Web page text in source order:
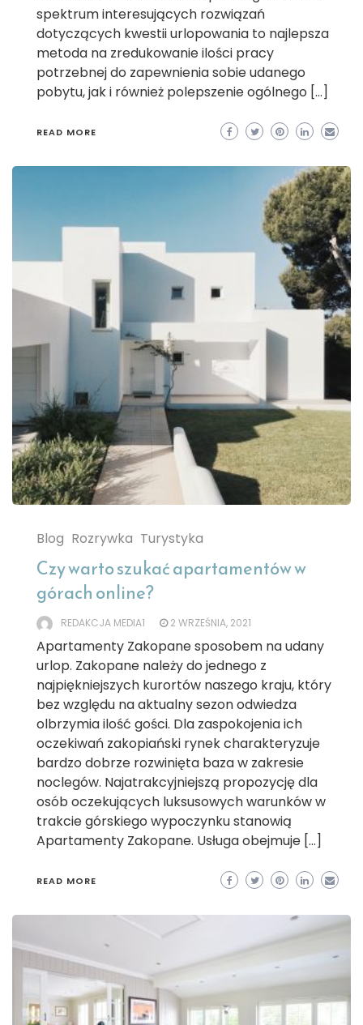
spektrum interesujących rozwiązań
dotyczących kwestii urlopowania to najlepsza
metoda na zredukowanie ilości pracy
potrzebnej do zapewnienia sobie udanego
pobytu, jak i również polepszenie ogólnego […]
READ MORE
Blog Rozrywka Turystyka
Czy warto szukać apartamentów w
górach online?
REDAKCJA MEDIA1 2 WRZEŚNIA, 2021
Apartamenty Zakopane sposobem na udany
urlop. Zakopane należy do jednego z
najpiękniejszych kurortów naszego kraju, który
bez względu na aktualny sezon odwiedza
olbrzymia ilość gości. Dla zaspokojenia ich
oczekiwań zakopiański rynek charakteryzuje
bardzo dobrze rozwinięta baza w zakresie
noclegów. Najatrakcyjniejszą propozycję dla
osób oczekujących luksusowych warunków w
trakcie górskiego wypoczynku stanowią
Apartamenty Zakopane. Usługa obejmuje […]
READ MORE